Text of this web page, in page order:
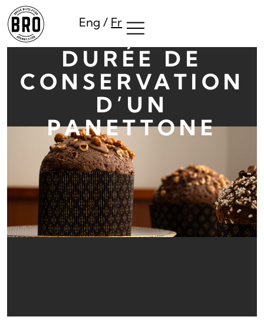
Aller
au
contenu
Eng/ Fr
DURÉE DE
CONSERVATION
D’UN
PANETTONE